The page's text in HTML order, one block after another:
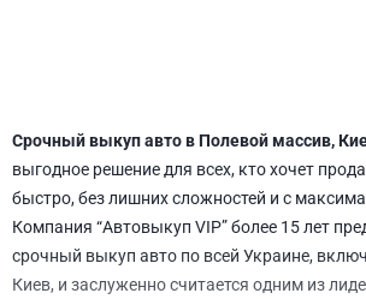
Срочный выкуп авто в Полевой массив,
выгодное решение для всех, кто хочет
быстро, без лишних сложностей и с
Компания “Автовыкуп VIP” более 15 лет
срочный выкуп авто по всей Украине,
Киев, и заслуженно считается одним из